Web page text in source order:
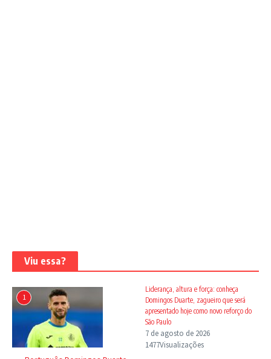
Viu essa?
1
Liderança, altura e força: conheça
Domingos Duarte, zagueiro que será
apresentado hoje como novo reforço do
São Paulo
7 de agosto de 2026
1477Visualizações